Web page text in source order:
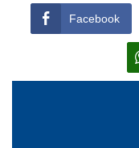
Facebook